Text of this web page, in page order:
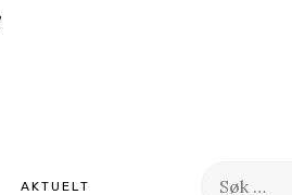
AKTUELT
Søk